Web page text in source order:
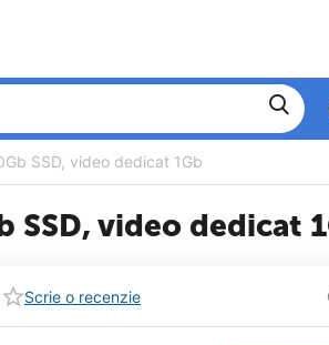
SSD, video dedicat 1Gb
SSD, video dedicat
Scrie o recenzie